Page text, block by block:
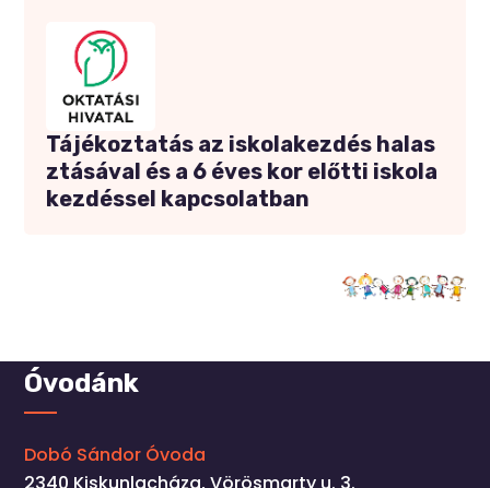
Tájékoztatás az iskolakezdés halas
ztásával és a 6 éves kor előtti iskola
kezdéssel kapcsolatban
Óvodánk
Dobó Sándor Óvoda
2340 Kiskunlacháza, Vörösmarty u. 3.